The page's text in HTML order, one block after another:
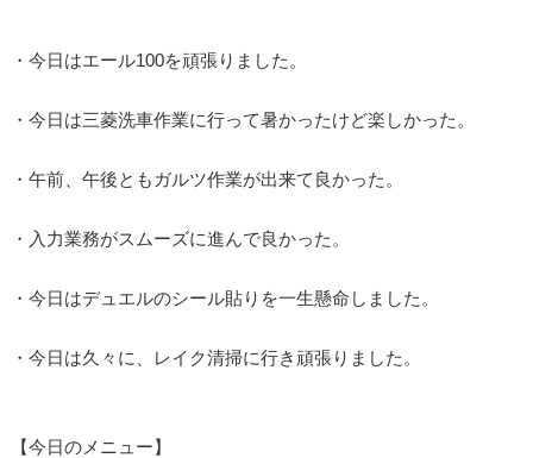
・今日はエール100を頑張りました。
・今日は三菱洗車作業に行って暑かったけど楽しかった。
・午前、午後ともガルツ作業が出来て良かった。
・入力業務がスムーズに進んで良かった。
・今日はデュエルのシール貼りを一生懸命しました。
・今日は久々に、レイク清掃に行き頑張りました。
【今日のメニュー】